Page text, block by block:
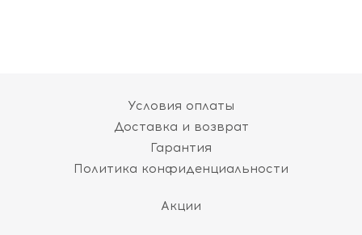
Условия оплаты
Доставка и возврат
Гарантия
Политика конфиденциальности
Акции